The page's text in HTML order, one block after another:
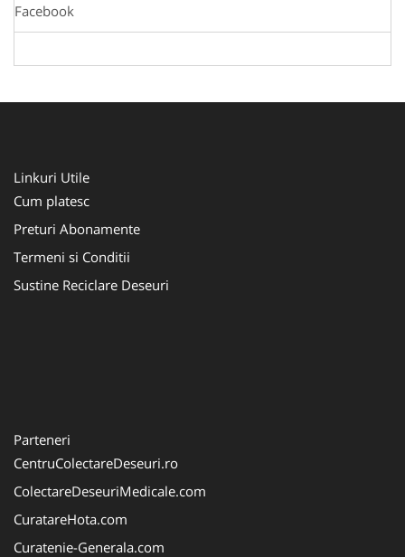
Facebook
Linkuri Utile
Cum platesc
Preturi Abonamente
Termeni si Conditii
Sustine Reciclare Deseuri
Parteneri
CentruColectareDeseuri.ro
ColectareDeseuriMedicale.com
CuratareHota.com
Curatenie-Generala.com